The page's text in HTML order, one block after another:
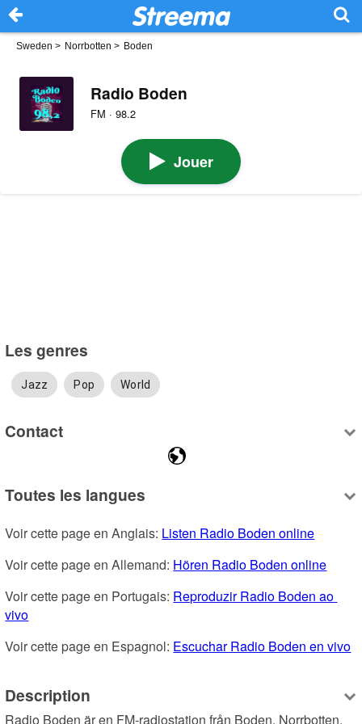
Sweden > Norrbotten > Boden
Radio Boden
FM · 98.2
Jouer
Les genres
Jazz Pop World
Contact
Toutes les langues
Voir cette page en Anglais: Listen Radio Boden online
Voir cette page en Allemand: Hören Radio Boden online
Voir cette page en Portugais: Reproduzir Radio Boden ao
vivo
Voir cette page en Espagnol: Escuchar Radio Boden en vivo
Description
Radio Boden är en FM-radiostation från Boden, Norrbotten,